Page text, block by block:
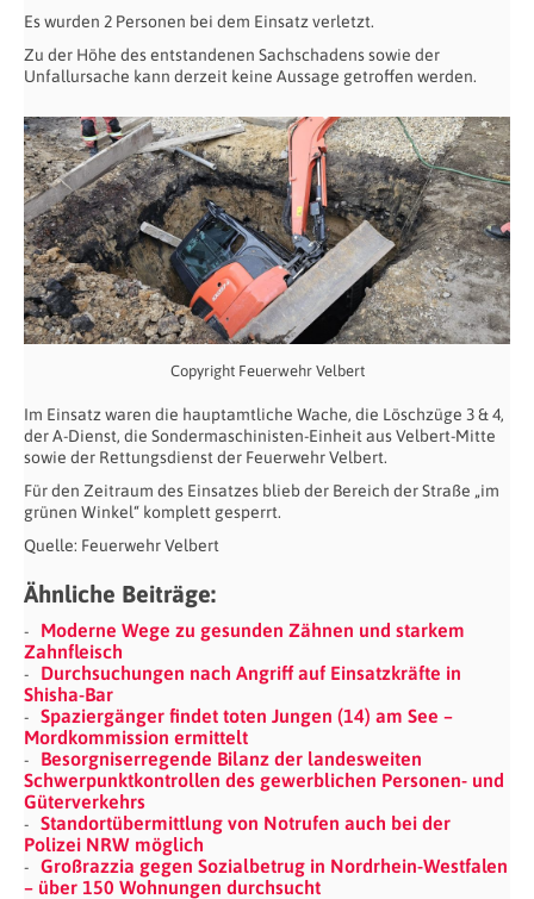
Es wurden 2 Personen bei dem Einsatz verletzt.
Zu der Höhe des entstandenen Sachschadens sowie der
Unfallursache kann derzeit keine Aussage getroffen werden.
Copyright Feuerwehr Velbert
Im Einsatz waren die hauptamtliche Wache, die Löschzüge 3 & 4,
der A-Dienst, die Sondermaschinisten-Einheit aus Velbert-Mitte
sowie der Rettungsdienst der Feuerwehr Velbert.
Für den Zeitraum des Einsatzes blieb der Bereich der Straße „im
grünen Winkel“ komplett gesperrt.
Quelle: Feuerwehr Velbert
Ähnliche Beiträge:
Moderne Wege zu gesunden Zähnen und starkem
Zahnfleisch
Durchsuchungen nach Angriff auf Einsatzkräfte in
Shisha-Bar
Spaziergänger findet toten Jungen (14) am See –
Mordkommission ermittelt
Besorgniserregende Bilanz der landesweiten
Schwerpunktkontrollen des gewerblichen Personen- und
Güterverkehrs
Standortübermittlung von Notrufen auch bei der
Polizei NRW möglich
Großrazzia gegen Sozialbetrug in Nordrhein-Westfalen
– über 150 Wohnungen durchsucht